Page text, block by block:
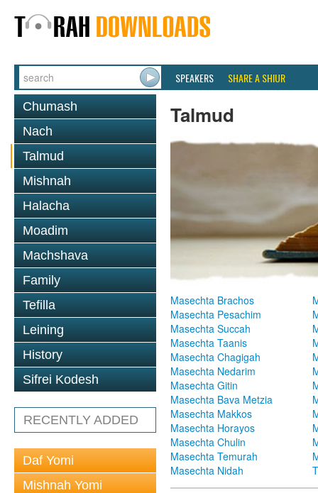
SPEAKERS SHARE A SHIUR
Chumash
Nach
Talmud
Mishnah
Halacha
Moadim
Machshava
Family
Tefilla
Leining
History
Sifrei Kodesh
RECENTLY ADDED
Daf Yomi
Mishnah Yomi
Talmud
Masechta Brachos
Masechta Pesachim
Masechta Succah
Masechta Taanis
Masechta Chagigah
Masechta Nedarim
Masechta Gitin
Masechta Bava Metzia
Masechta Makkos
Masechta Horayos
Masechta Chulin
Masechta Temurah
Masechta Nidah